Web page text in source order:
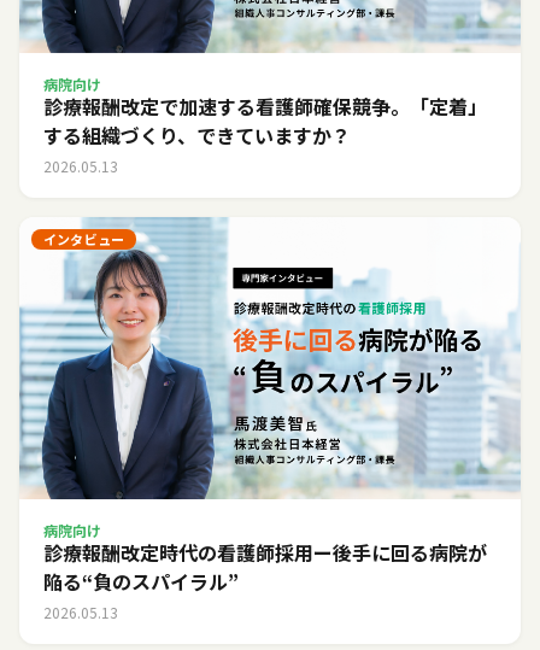
病院向け
診療報酬改定で加速する看護師確保競争。「定着」
する組織づくり、できていますか？
2026.05.13
インタビュー
病院向け
診療報酬改定時代の看護師採用ー後手に回る病院が
陥る“負のスパイラル”
2026.05.13